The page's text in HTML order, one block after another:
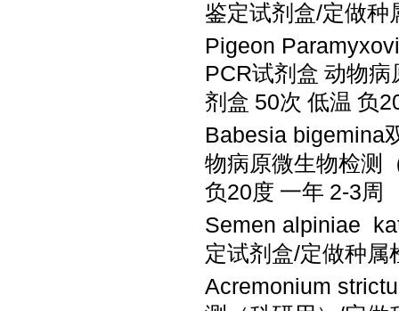
鉴定试剂盒/定做种
Pigeon
PCR试剂盒 动物病
剂盒 50次 低温 负
Babesia bigemina
物病原微生物检测
负20度 一年 2-3周
Semen alpiniae
定试剂盒/定做种属
Acremonium